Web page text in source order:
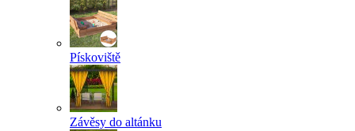
Pískoviště
Závěsy do altánku